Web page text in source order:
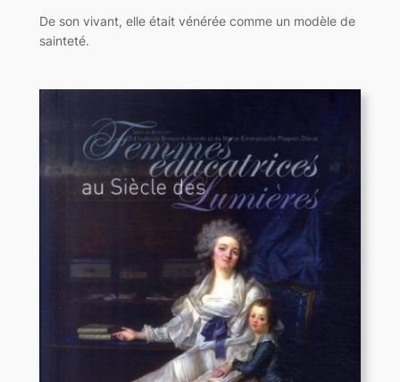
De son vivant, elle était vénérée comme un modèle de
sainteté.